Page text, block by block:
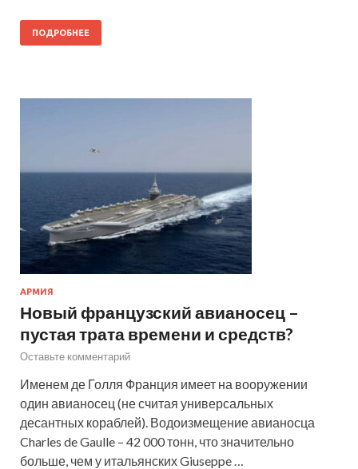
ПОДРОБНЕЕ
АРМИЯ
Новый французский авианосец –
пустая трата времени и средств?
Оставьте комментарий
Именем де Голля Франция имеет на вооружении
один авианосец (не считая универсальных
десантных кораблей). Водоизмещение авианосца
Charles de Gaulle – 42 000 тонн, что значительно
больше, чем у итальянских Giuseppe …